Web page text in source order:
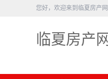
您好，欢迎来到临夏房产网
临夏房产